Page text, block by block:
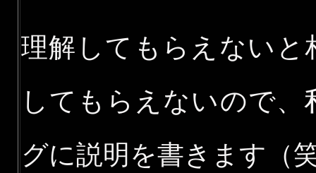
理解してもらえないと
してもらえないので
グに説明を書きます（